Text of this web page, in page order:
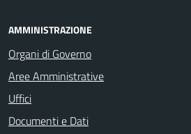
AMMINISTRAZIONE
Organi di Governo
Aree Amministrative
Uffici
Documenti e Dati